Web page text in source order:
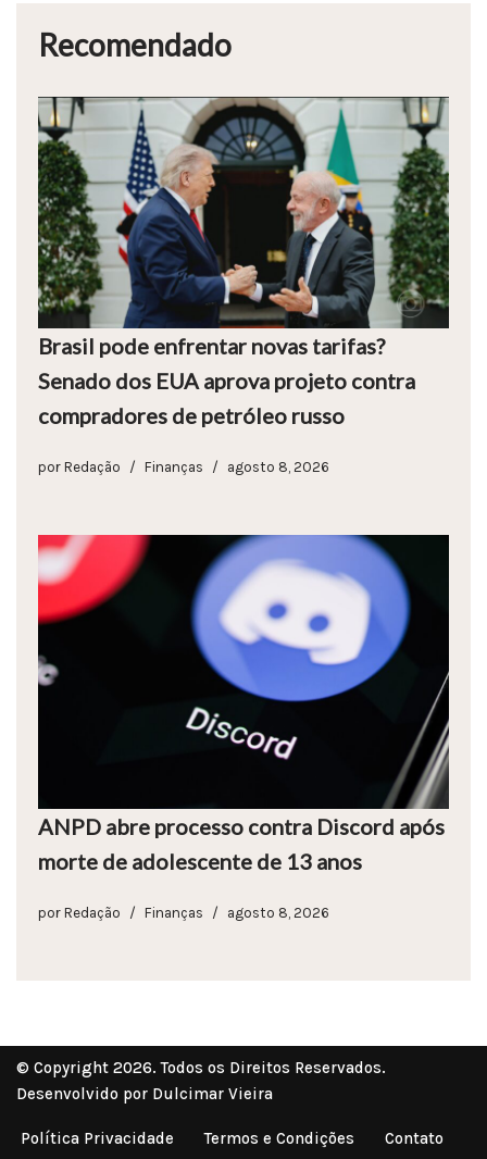
Recomendado
Brasil pode enfrentar novas tarifas?
Senado dos EUA aprova projeto contra
compradores de petróleo russo
por Redação Finanças agosto 8, 2026
ANPD abre processo contra Discord após
morte de adolescente de 13 anos
por Redação Finanças agosto 8, 2026
© Copyright 2026. Todos os Direitos Reservados.
Desenvolvido por Dulcimar Vieira
Política Privacidade Termos e Condições Contato